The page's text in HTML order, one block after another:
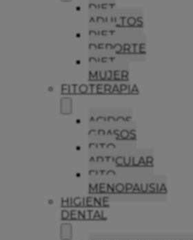
DIET
ADULTOS
DIET
DEPORTE
DIET
MUJER
FITOTERAPIA
ACIDOS
GRASOS
FITO
ARTICULAR
FITO
MENOPAUSIA
HIGIENE
DENTAL